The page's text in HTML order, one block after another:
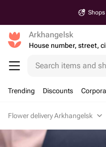
Arkhangelsk
Search items and
Trending Discounts
Flower delivery Arkhangelsk